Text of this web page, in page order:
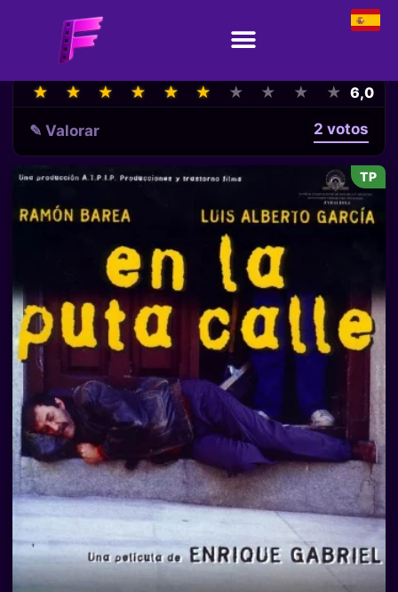
★
★ ★
★ ★
★ ★
★ ★
★ ★
★ ★
★ ★
★ ★
★ ★
★ 6,0
✎ Valorar 2 votos
TP